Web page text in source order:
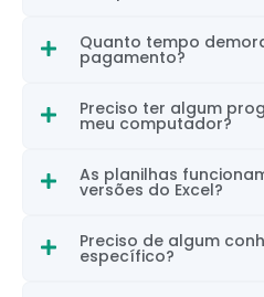
Quanto tempo
pagamento?
Preciso ter algum
meu computador?
As planilhas
versões do Excel?
Preciso de algum
específico?